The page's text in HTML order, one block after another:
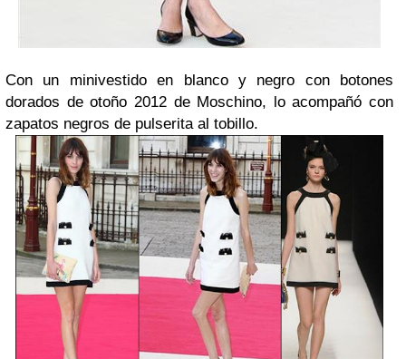
Con un minivestido en blanco y negro con botones
dorados de otoño 2012 de Moschino, lo acompañó con
zapatos negros de pulserita al tobillo.